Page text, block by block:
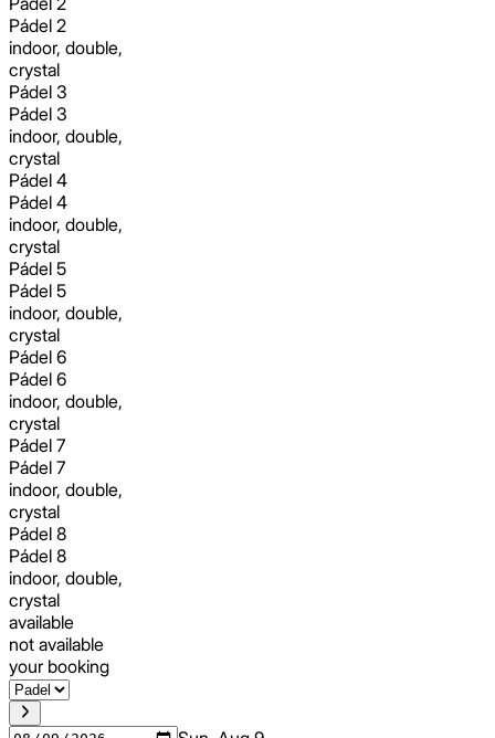
Pádel 2
indoor, double,
crystal
Pádel 3
Pádel 3
indoor, double,
crystal
Pádel 4
Pádel 4
indoor, double,
crystal
Pádel 5
Pádel 5
indoor, double,
crystal
Pádel 6
Pádel 6
indoor, double,
crystal
Pádel 7
Pádel 7
indoor, double,
crystal
Pádel 8
Pádel 8
indoor, double,
crystal
available
not available
your booking